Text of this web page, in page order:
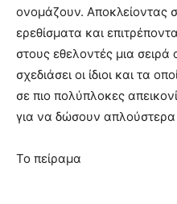
ονομάζουν. Αποκλείοντας
ερεθίσματα και
στους εθελοντές μια
σχεδιάσει οι ίδιοι και τα
σε πιο πολύπλοκες
για να δώσουν
Το πείραμα